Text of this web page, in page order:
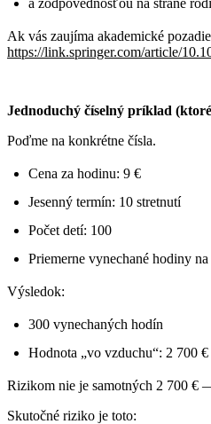
Ak vás zaujíma akademické
https://link.springer.com/article/
Jednoduchý číselný príklad
Poďme na konkrétne čísla.
Cena za hodinu: 9 €
Jesenný termín: 10 stretnutí
Počet detí: 100
Priemerne vynechané hodiny
Výsledok:
300 vynechaných hodín
Hodnota „vo vzduchu“: 2 700 €
Rizikom nie je samotných 2 700 €
Skutočné riziko je toto: